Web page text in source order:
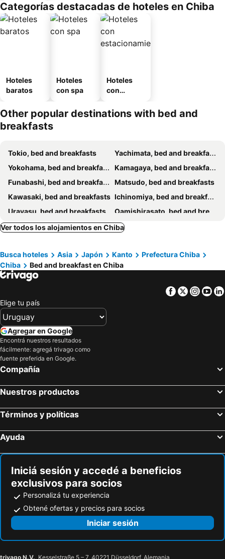
Categorías destacadas de hoteles en Chiba
Hoteles
baratos
Hoteles
con spa
Hoteles
con
miento
Other popular destinations with bed and
breakfasts
Tokio, bed and breakfasts
Yachimata, bed and breakfasts
Yokohama, bed and breakfasts
Kamagaya, bed and breakfasts
Funabashi, bed and breakfasts
Matsudo, bed and breakfasts
Kawasaki, bed and breakfasts Ichinomiya, bed and breakfasts
Urayasu, bed and breakfasts
Oamishirasato, bed and breakfasts
Kimitsu, bed and breakfasts
Joso, bed and breakfasts
Yokoshibahikari, bed and breakfasts
Otaki, bed and breakfasts
Narita, bed and breakfasts
Katori, bed and breakfasts
Togane, bed and breakfasts
Kawaguchi, bed and breakfasts
Matsubushi, bed and breakfasts
Kashiwa, bed and breakfasts
Ver todos los alojamientos en Chiba
Busca hoteles Asia Japón Kanto
Prefectura Chiba
Chiba
Bed and breakfast en Chiba
Facebook
Twitter
Elige tu país
Agregar en Google
Encontrá nuestros resultados
fácilmente: agregá trivago como
fuente preferida en Google.
Compañía
Nuestros productos
Términos y políticas
Ayuda
Iniciá sesión y accedé a beneficios
exclusivos para socios
Personalizá tu experiencia
Obtené ofertas y precios para socios
Iniciar sesión
trivago N.V., Kesselstraße 5 – 7, 40221 Düsseldorf, Alemania